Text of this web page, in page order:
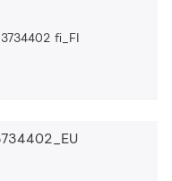
fi_FI